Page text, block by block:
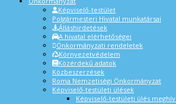
Képviselő-testület
Polgármesteri Hivatal munkatársai
Álláshirdetések
A hivatal elérhetőségei
Önkormányzati rendeletek
Környezetvédelem
Közérdekű adatok
Közbeszerzések
Roma Nemzetiségi Önkormányzat
Képviselő-testületi ülések
Képviselő-testületi ülés